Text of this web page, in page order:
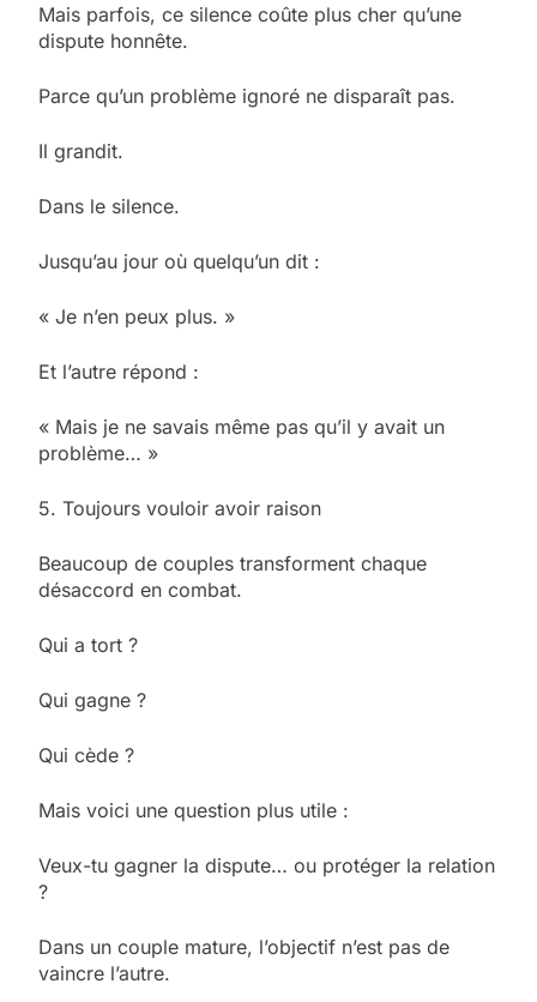
Mais parfois, ce silence coûte plus cher qu’une
dispute honnête.
Parce qu’un problème ignoré ne disparaît pas.
Il grandit.
Dans le silence.
Jusqu’au jour où quelqu’un dit :
« Je n’en peux plus. »
Et l’autre répond :
« Mais je ne savais même pas qu’il y avait un
problème… »
5. Toujours vouloir avoir raison
Beaucoup de couples transforment chaque
désaccord en combat.
Qui a tort ?
Qui gagne ?
Qui cède ?
Mais voici une question plus utile :
Veux-tu gagner la dispute… ou protéger la relation
?
Dans un couple mature, l’objectif n’est pas de
vaincre l’autre.